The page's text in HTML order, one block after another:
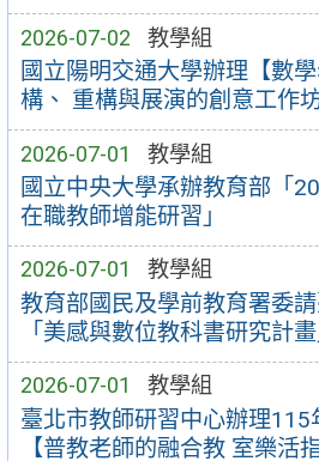
2026-07-02 教學組
國立陽明交通大學辦理【數
構、 重構與展演的創意工作坊
2026-07-01 教學組
國立中央大學承辦教育部「
在職教師增能研習」
2026-07-01 教學組
教育部國民及學前教育署委
「美感與數位教科書研究計畫
2026-07-01 教學組
臺北市教師研習中心辦理115
【普教老師的融合教 室樂活